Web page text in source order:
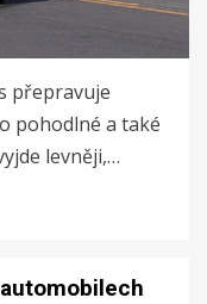
přepravuje
pohodlné a také
levněji,…